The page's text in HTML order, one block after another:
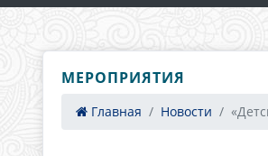
МЕРОПРИЯТИЯ
Главная Новости